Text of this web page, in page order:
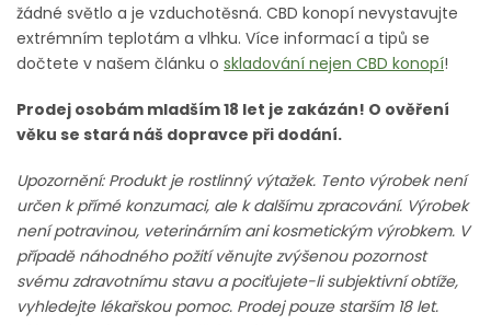
žádné světlo a je vzduchotěsná. CBD konopí nevystavujte
extrémním teplotám a vlhku. Více informací a tipů se
dočtete v našem článku o skladování nejen CBD konopí!
Prodej osobám mladším 18 let je zakázán! O ověření
věku se stará náš dopravce při dodání.
Upozornění: Produkt je rostlinný výtažek. Tento výrobek není
určen k přímé konzumaci, ale k dalšímu zpracování. Výrobek
není potravinou, veterinárním ani kosmetickým výrobkem. V
případě náhodného požití věnujte zvýšenou pozornost
svému zdravotnímu stavu a pociťujete-li subjektivní obtíže,
vyhledejte lékařskou pomoc. Prodej pouze starším 18 let.